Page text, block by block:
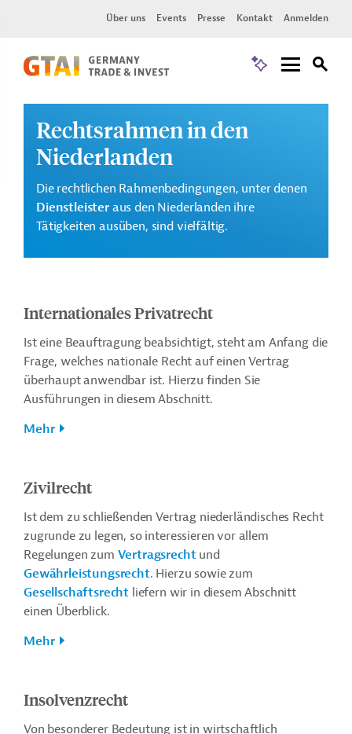
Über uns Events Presse Kontakt Anmelden
Rechtsrahmen in den
Niederlanden
Die rechtlichen Rahmenbedingungen, unter denen
Dienstleisteraus den Niederlanden ihre
Tätigkeiten ausüben, sind vielfältig.
Internationales Privatrecht
Ist eine Beauftragung beabsichtigt, steht am Anfang die
Frage, welches nationale Recht auf einen Vertrag
überhaupt anwendbar ist. Hierzu finden Sie
Ausführungen in diesem Abschnitt.
Mehr
Zivilrecht
Ist dem zu schließenden Vertrag niederländisches Recht
zugrunde zu legen, so interessieren vor allem
Regelungen zum Vertragsrecht und
Gewährleistungsrecht. Hierzu sowie zum
Gesellschaftsrecht liefern wir in diesem Abschnitt
einen Überblick.
Mehr
Insolvenzrecht
Von besonderer Bedeutung ist in wirtschaftlich